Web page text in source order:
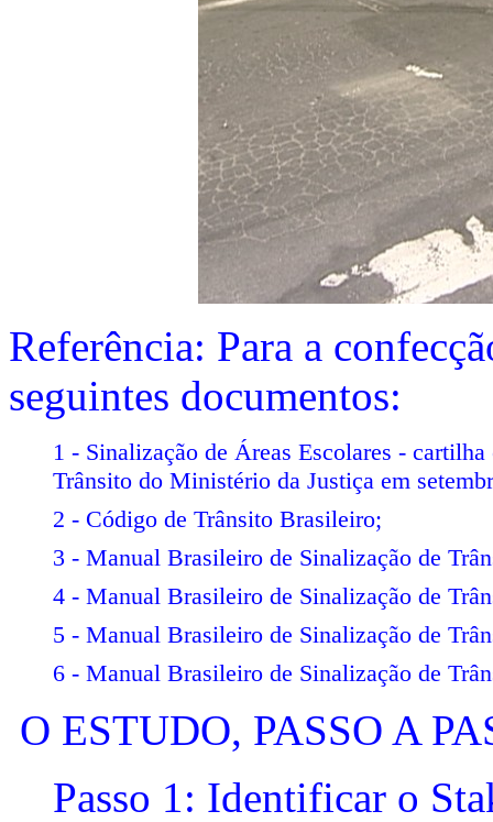
Referência: Para a
seguintes documentos:
1 - Sinalização de Áreas Escolares -
Trânsito do Ministério da Justiça em
2 - Código de Trânsito Brasileiro;
3 - Manual Brasileiro de Sinalização de
4 - Manual Brasileiro de Sinalização de
5 - Manual Brasileiro de Sinalização de
6 - Manual Brasileiro de Sinalização de
O ESTUDO, PASSO A
Passo 1: Identificar o